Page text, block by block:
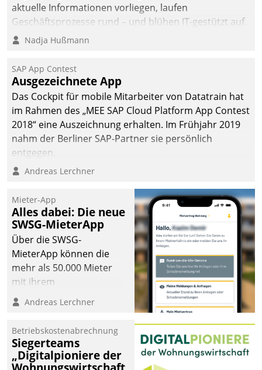
aktuelle Informationen vorliegen, laufen
Geschäftsprozesse rund – und blühen IT-gestützt auf.
Nadja Hußmann
SAP App Contest
Ausgezeichnete App
Das Cockpit für mobile Mitarbeiter von Datatrain hat
im Rahmen des „MEE SAP Cloud Platform App Contest
2018“ eine Auszeichnung erhalten. Im Frühjahr 2019
nahm der Berliner SAP-Partner sie persönlich
entgegen.
Andreas Lerchner
Mieter-App
Alles dabei: Die neue
SWSG-MieterApp
Über die SWSG-
MieterApp können die
mehr als 50.000 Mieter
mit ihrem
Wohnungsunternehmen
kommunizieren, auf dem
einsehen und ändern
oder
Schadensmeldungen
Andreas Lerchner
Betriebskostenabrechnung
Siegerteams
„Digitalpioniere der